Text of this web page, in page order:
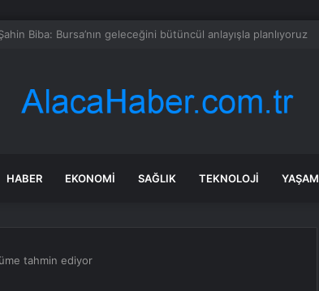
Operasyonu: 1.7 Milyon Hap Ele Geçirildi
HABER EKONOMI SAĞLIK TEKNOLOJI YAŞAM
tahmin ediyor